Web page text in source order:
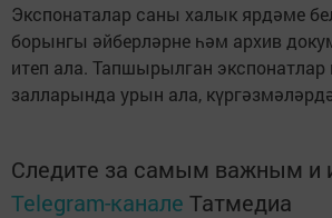
Экспонаталар саны халык ярдәме
борынгы әйберләрне һәм архив
итеп ала. Тапшырылган экспонатлар
залларында урын ала,
Следите за самым важным и
Telegram-канале Татмедиа